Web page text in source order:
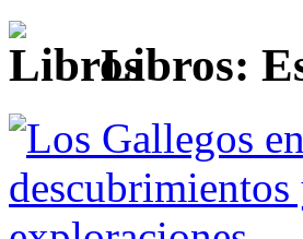
Libros: